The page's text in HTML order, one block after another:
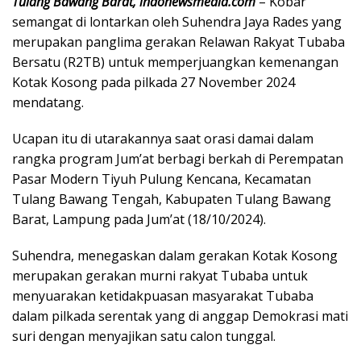
semangat di lontarkan oleh Suhendra Jaya Rades yang
merupakan panglima gerakan Relawan Rakyat Tubaba
Bersatu (R2TB) untuk memperjuangkan kemenangan
Kotak Kosong pada pilkada 27 November 2024
mendatang.
Ucapan itu di utarakannya saat orasi damai dalam
rangka program Jum’at berbagi berkah di Perempatan
Pasar Modern Tiyuh Pulung Kencana, Kecamatan
Tulang Bawang Tengah, Kabupaten Tulang Bawang
Barat, Lampung pada Jum’at (18/10/2024).
Suhendra, menegaskan dalam gerakan Kotak Kosong
merupakan gerakan murni rakyat Tubaba untuk
menyuarakan ketidakpuasan masyarakat Tubaba
dalam pilkada serentak yang di anggap Demokrasi mati
suri dengan menyajikan satu calon tunggal.